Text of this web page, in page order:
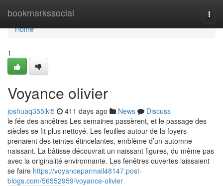
bookmarkssocial
Home
Home
1
Voyance olivier
joshuaq355lki5 411 days ago News
Discuss
le fée des ancêtres Les semaines passèrent, et le passage des
siècles se fit plus nettoyé. Les feuilles autour de la foyers
prenaient des teintes étincelantes, emblème d’un automne
naissant. La bâtisse découvrait un naissant figures, du même pas
avec la originalité environnante. Les fenêtres ouvertes laissaient
se faire https://voyanceparmail48147.post-
blogs.com/56552959/voyance-olivier